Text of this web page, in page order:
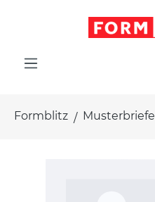
Formblitz Musterbriefe